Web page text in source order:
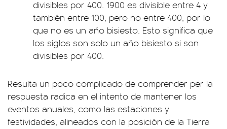
divisibles por 400. 1900 es divisible entre 4 y
también entre 100, pero no entre 400, por lo
que no es un año bisiesto. Esto significa que
los siglos son solo un año bisiesto si son
divisibles por 400.
Resulta un poco complicado de comprender per la
respuesta radica en el intento de mantener los
eventos anuales, como las estaciones y
festividades, alineados con la posición de la Tierra